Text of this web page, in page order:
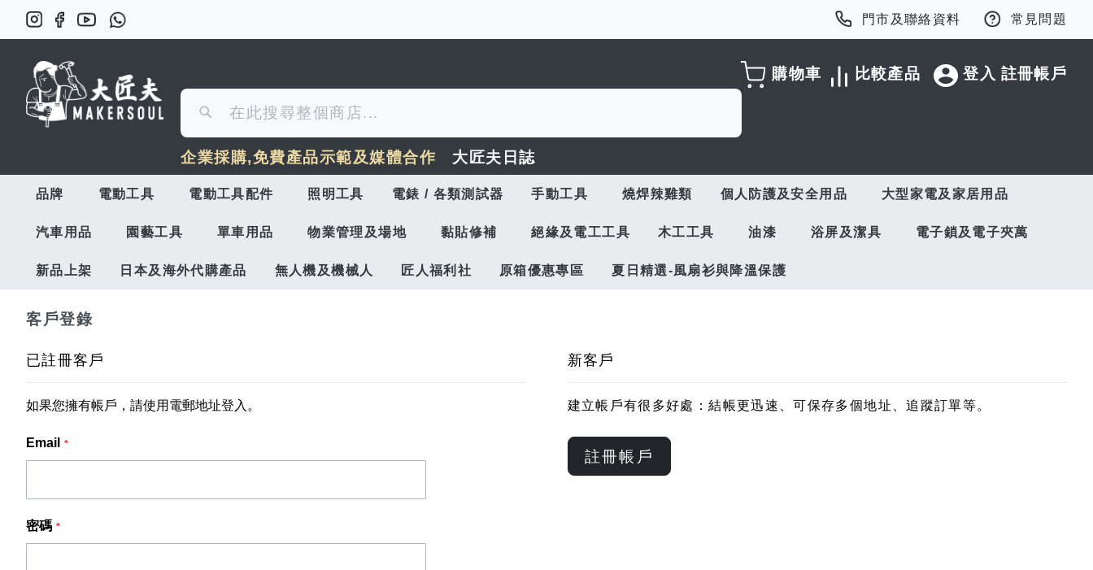
門市及聯絡資料 常見問題
登入 註冊帳戶
比較產品
購物車
尋
搜
尋
企業採購,免費產品示範及媒體合作 大匠夫日誌
品牌 電動工具 電動工具配件 照明工具 電錶 / 各類測試器 手動工具 燒焊辣雞類 個人防護及安全用品 大型家電及家居用品
汽車用品 園藝工具 單車用品 物業管理及場地 黏貼修補 絕緣及電工工具 木工工具 油漆 浴屏及潔具 電子鎖及電子夾萬
新品上架 日本及海外代購產品 無人機及機械人 匠人福利社 原箱優惠專區 夏日精選-風扇衫與降溫保護
客戶登錄
已註冊客戶
如果您擁有帳戶，請使用電郵地址登入。
Email
密碼
新客戶
建立帳戶有很多好處：結帳更迅速、可保存多個地址、追蹤訂單等。
註冊帳戶